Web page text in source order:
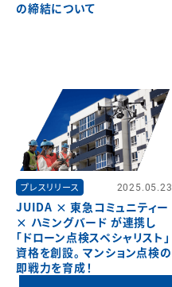
の締結について
プレスリリース 2025.05.23
JUIDA × 東急コミュニティー
× ハミングバード が連携し
「ドローン点検スペシャリスト」
資格を創設。 マンション点検の
即戦力を育成！